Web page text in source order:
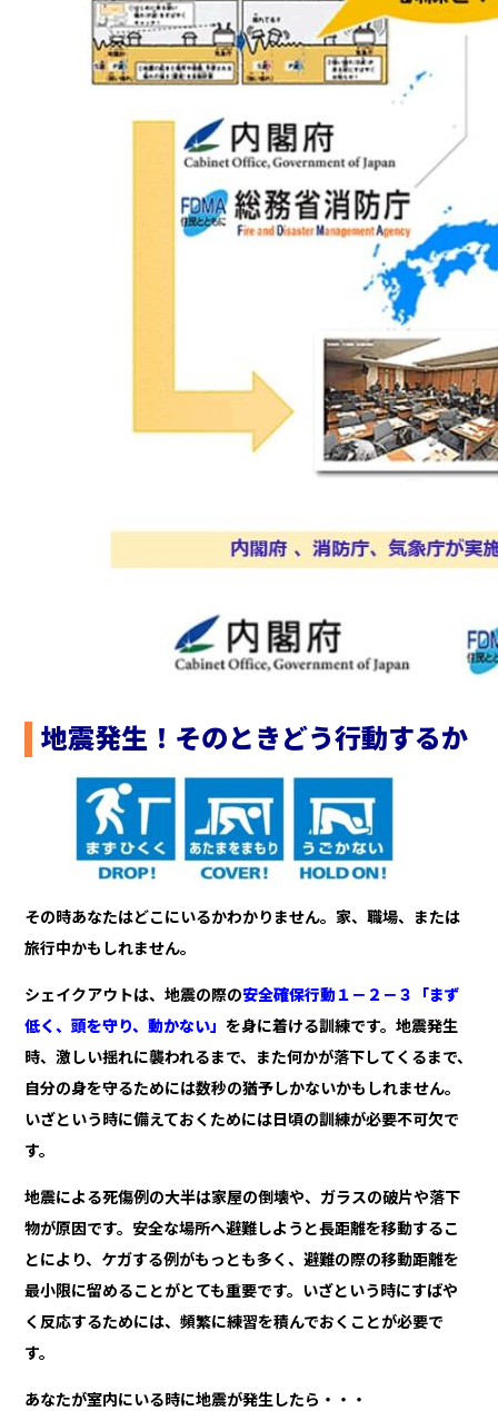
地震発生！そのときどう行動するか
その時あなたはどこにいるかわかりません。家、職場、または
旅行中かもしれません。
シェイクアウトは、地震の際の安全確保行動１－２－３「まず
低く、頭を守り、動かない」を身に着ける訓練です。地震発生
時、激しい揺れに襲われるまで、また何かが落下してくるまで、
自分の身を守るためには数秒の猶予しかないかもしれません。
いざという時に備えておくためには日頃の訓練が必要不可欠で
す。
地震による死傷例の大半は家屋の倒壊や、ガラスの破片や落下
物が原因です。安全な場所へ避難しようと長距離を移動するこ
とにより、ケガする例がもっとも多く、避難の際の移動距離を
最小限に留めることがとても重要です。いざという時にすばや
く反応するためには、頻繁に練習を積んでおくことが必要で
す。
あなたが室内にいる時に地震が発生したら・・・